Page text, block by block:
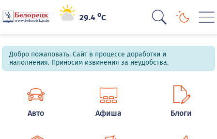
29.4oC
Добро пожаловать. Сайт в процессе доработки и
наполнения. Приносим извинения за неудобства.
Авто Афиша Блоги